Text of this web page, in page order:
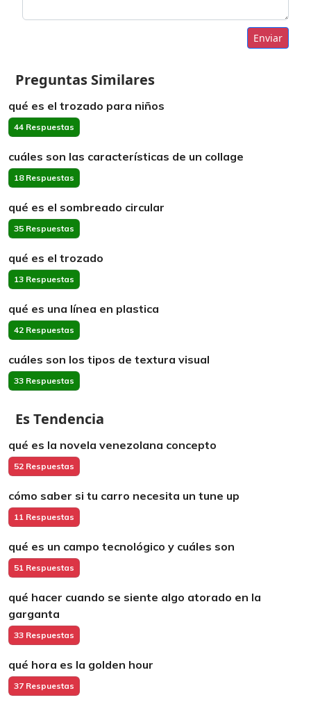
Enviar
Preguntas Similares
qué es el trozado para niños
44 Respuestas
cuáles son las características de un collage
18 Respuestas
qué es el sombreado circular
35 Respuestas
qué es el trozado
13 Respuestas
qué es una línea en plastica
42 Respuestas
cuáles son los tipos de textura visual
33 Respuestas
Es Tendencia
qué es la novela venezolana concepto
52 Respuestas
cómo saber si tu carro necesita un tune up
11 Respuestas
qué es un campo tecnológico y cuáles son
51 Respuestas
qué hacer cuando se siente algo atorado en la
garganta
33 Respuestas
qué hora es la golden hour
37 Respuestas